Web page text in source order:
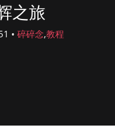
之旅
• 碎碎念,教程